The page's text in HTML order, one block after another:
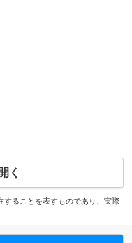
く
ることを表すものであり、実際